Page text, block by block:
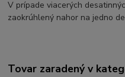
V prípade viacerých
zaokrúhlený nahor na jedno
Tovar zaradený v